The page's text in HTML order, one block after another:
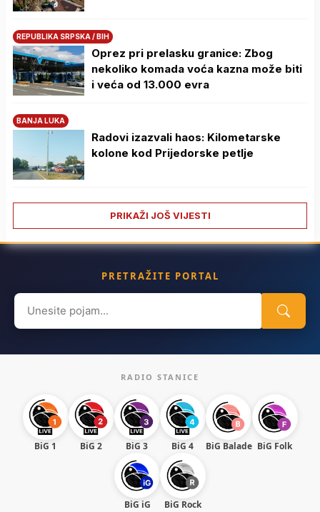
REPUBLIKA SRPSKA / BIH
Oprez pri prelasku granice: Zbog
nekoliko komada voća kazna može biti
i veća od 13.000 evra
BANJA LUKA
Radovi izazvali haos: Kilometarske
kolone kod Prijedorske petlje
PRIKAŽI JOŠ VIJESTI
PRETRAŽITE PORTAL
Search
for:
RADIO STANICE
BiG 1 BiG 2 BiG 3 BiG 4 BiG Balade BiG Folk
BiG iG BiG Rock